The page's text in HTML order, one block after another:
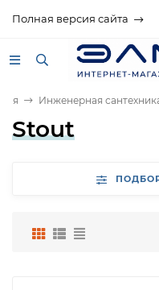
Полная версия сайта
Инженерная
Stout